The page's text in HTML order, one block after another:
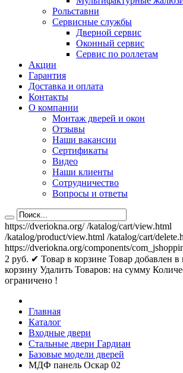
Рольставни
Сервисные службы
Дверной сервис
Оконный сервис
Сервис по роллетам
Акции
Гарантия
Доставка и оплата
Контакты
О компании
Монтаж дверей и окон
Отзывы
Наши вакансии
Сертификаты
Видео
Наши клиенты
Сотрудничество
Вопросы и ответы
https://dveriokna.org/ /katalog/cart/view.html
/katalog/product/view.html /katalog/cart/
https://dveriokna.org/components/
2 руб. ✔ Товар в корзине Товар добавлен в
корзину Удалить Товаров: на сумму
ограничено !
Главная
Каталог
Входные двери
Стальные двери Гардиан
Базовые модели дверей
МДФ панель Оскар 02